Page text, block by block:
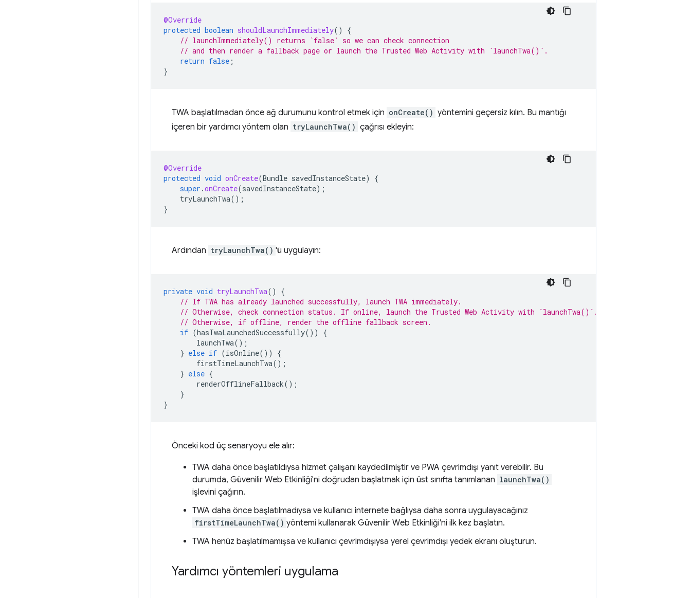
@Override
protected boolean shouldLaunchImmediately()
{
// launchImmediately() returns `false` so we can check connection
// and then render a fallback page or launch the Trusted Web Activity with `launchTwa()`.
return false ;
}
TWA başlatılmadan önce ağ durumunu kontrol etmek için onCreate() yöntemini geçersiz kılın. Bu mantığı
içeren bir yardımcı yöntem olan tryLaunchTwa() çağrısı ekleyin:
@Override
protected void onCreate(Bundle savedInstanceState)
{
super .onCreate(savedInstanceState);
tryLaunchTwa();
}
Ardından tryLaunchTwa() 'ü uygulayın:
private void tryLaunchTwa()
{
// If TWA has already launched successfully, launch TWA immediately.
// Otherwise, check connection status. If online, launch the Trusted Web Activity with `launchTwa()`.
// Otherwise, if offline, render the offline fallback screen.
if (hasTwaLaunchedSuccessfully())
{
launchTwa();
} else if (isOnline())
{
firstTimeLaunchTwa();
} else {
renderOfflineFallback();
}
}
Önceki kod üç senaryoyu ele alır:
TWA daha önce başlatıldıysa hizmet çalışanı kaydedilmiştir ve PWA çevrimdışı yanıt verebilir. Bu
durumda, Güvenilir Web Etkinliği'ni doğrudan başlatmak için üst sınıfta tanımlanan launchTwa()
işlevini çağırın.
TWA daha önce başlatılmadıysa ve kullanıcı internete bağlıysa daha sonra uygulayacağınız
firstTimeLaunchTwa() yöntemi kullanarak Güvenilir Web Etkinliği'ni ilk kez başlatın.
TWA henüz başlatılmamışsa ve kullanıcı çevrimdışıysa yerel çevrimdışı yedek ekranı oluşturun.
Yardımcı yöntemleri uygulama